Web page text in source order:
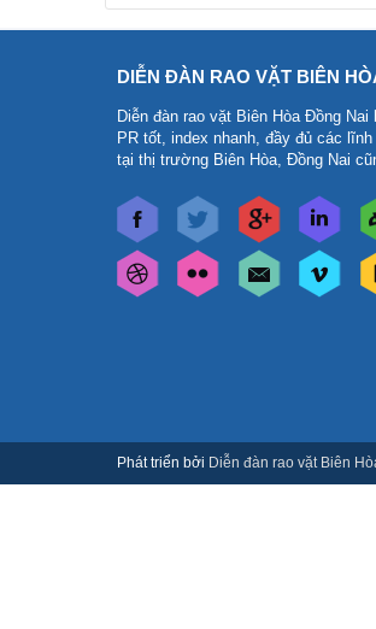
DIỄN ĐÀN RAO VẶT BIÊN
Diễn đàn rao vặt Biên Hòa Đồng Nai
PR tốt, index nhanh, đầy đủ các
tại thị trường Biên Hòa, Đồng Nai
Phát triển bởi Diễn đàn rao vặt Biên